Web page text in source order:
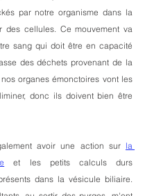
par notre organisme dans la
des cellules. Ce mouvement va
sang qui doit être en capacité
des déchets provenant de la
organes émonctoires vont les
donc ils doivent bien être
avoir une action sur la
et les petits calculs durs
dans la vésicule biliaire.